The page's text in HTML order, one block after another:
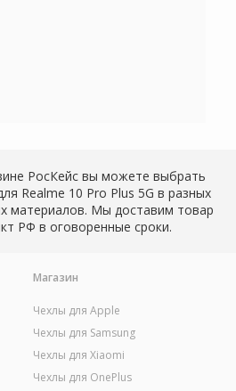
РосКейс вы можете выбрать
Realme 10 Pro Plus 5G в разных
материалов. Мы доставим товар
РФ в оговоренные сроки.
Магазин
Чехлы для Apple
Чехлы для Samsung
Чехлы для Xiaomi
Чехлы для OnePlus